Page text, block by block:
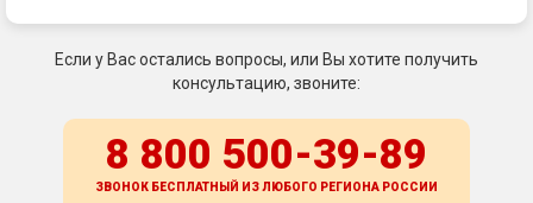
Если у Вас остались вопросы, или Вы хотите получить
консультацию, звоните:
8 800 500-39-89
ЗВОНОК БЕСПЛАТНЫЙ ИЗ ЛЮБОГО РЕГИОНА РОССИИ